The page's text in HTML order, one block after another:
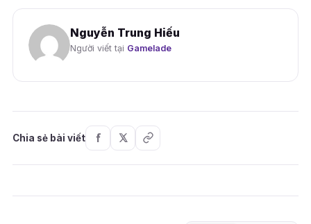
Nguyễn Trung Hiếu
Người viết tại Gamelade
Chia sẻ bài viết